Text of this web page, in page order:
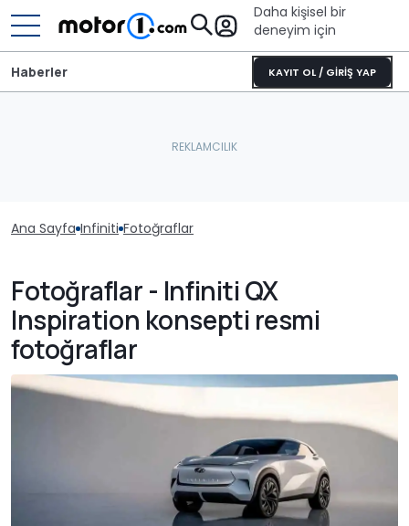
Daha kişisel bir
deneyim için
KAYIT OL / GİRİŞ YAP
Haberler
Ana Sayfa Infiniti Fotoğraflar
Fotoğraflar - Infiniti QX
Inspiration konsepti resmi
fotoğraflar